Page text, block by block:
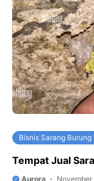
Bisnis Sarang Burung
Tempat Jual
Aurora